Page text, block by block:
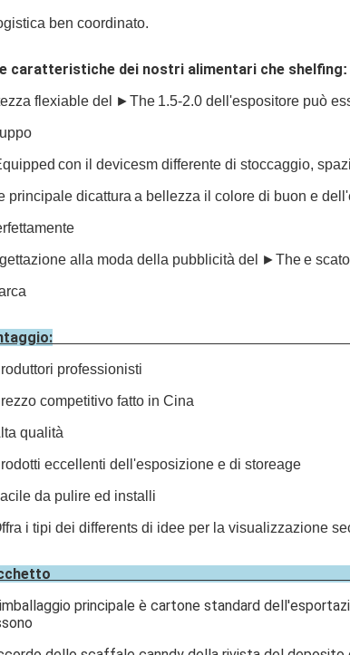
ben coordinato.
caratteristiche dei nostri alimentari che shelfing:
flexiable del ►The 1.5-2.0 dell'espositore può
con il devicesm differente di stoccaggio,
principale dicattura a bellezza il colore di buon e
alla moda della pubblicità del ►Thee
professionisti
competitivo fatto in Cina
qualità
eccellenti dell'esposizione e di storeage
da pulire ed installi
i tipi dei differents di idee per la visualizzazione
principale è cartone standard